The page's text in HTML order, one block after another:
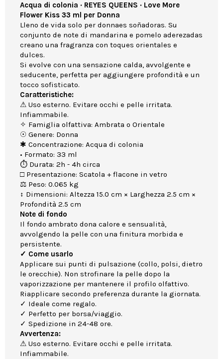
Acqua di colonia · REYES QUEENS · Love More
Flower Kiss 33 ml per Donna
Lleno de vida solo per donnaes soñadoras. Su
conjunto de note di mandarina e pomelo aderezadas
creano una fragranza con toques orientales e
dulces.
Si evolve con una sensazione calda, avvolgente e
seducente, perfetta per aggiungere profondità e un
tocco sofisticato.
Caratteristiche:
⚠ Uso esterno. Evitare occhi e pelle irritata.
Infiammabile.
✧ Famiglia olfattiva: Ambrata o Orientale
☉ Genere: Donna
✱ Concentrazione: Acqua di colonia
• Formato: 33 ml
⏱ Durata: 2h - 4h circa
□ Presentazione: Scatola + flacone in vetro
⚖ Peso: 0.065 kg
↕ Dimensioni: Altezza 15.0 cm × Larghezza 2.5 cm ×
Profondità 2.5 cm
Note di fondo
Il fondo ambrato dona calore e sensualità,
avvolgendo la pelle con una finitura morbida e
persistente.
✓ Come usarlo
Applicare sui punti di pulsazione (collo, polsi, dietro
le orecchie). Non strofinare la pelle dopo la
vaporizzazione per mantenere il profilo olfattivo.
Riapplicare secondo preferenza durante la giornata.
✓ Ideale come regalo.
✓ Perfetto per borsa/viaggio.
✓ Spedizione in 24-48 ore.
Avvertenza:
⚠ Uso esterno. Evitare occhi e pelle irritata.
Infiammabile.